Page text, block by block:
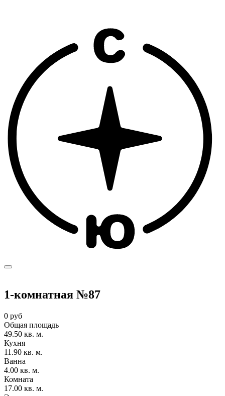
1-комнатная №87
0 руб
Общая площадь
49.50 кв. м.
Кухня
11.90 кв. м.
Ванна
4.00 кв. м.
Комната
17.00 кв. м.